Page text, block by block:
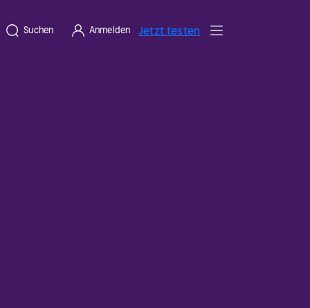
Suchen Anmelden Jetzt testen